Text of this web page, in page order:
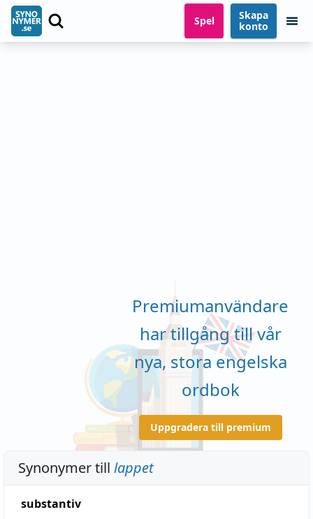
Spel
Skapa
konto
Premiumanvändare
har tillgång till vår
nya, stora engelska
ordbok
Uppgradera till premium
Synonymer till lappet
substantiv